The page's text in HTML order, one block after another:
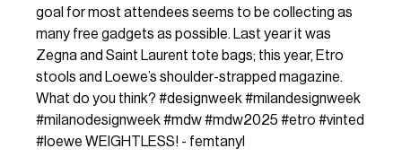
goal for most attendees seems to be collecting as
many free gadgets as possible. Last year it was
Zegna and Saint Laurent tote bags; this year, Etro
stools and Loewe’s shoulder-strapped magazine.
What do you think? #designweek#milandesignweek
#milanodesignweek#mdw#mdw2025 #etro #vinted
#loewe WEIGHTLESS! - femtanyl